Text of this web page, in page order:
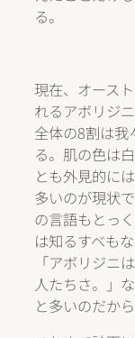
る。
現在、オース
れるアボリジ
全体の8割は我
る。肌の色は
とも外見的に
多いのが現状
の言語もとっ
は知るすべも
「アボリジニ
人たちさ。」
と多いのだか